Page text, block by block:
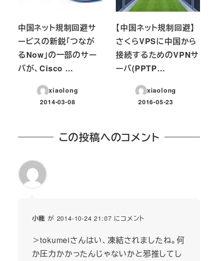
中国ネット規制回避サ
ービスの新鋭「つなが
るNow」の一部のサー
バが、Cisco …
xiaolong
投稿日
2014-03-08
【中国ネット規制回避】
さくらVPSに中国から
接続するためのVPNサ
ーバ(PPTP…
xiaolong
投稿日
2016-05-23
この投稿へのコメント
小龍 が 2014-10-24 21:07 にコメント
＞tokumeiさんはい、凍結されましたね。何
か圧力かかったんじゃないかと邪推してし